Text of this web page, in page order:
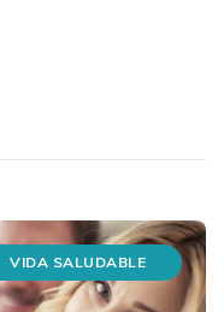
VIDA SALUDABLE